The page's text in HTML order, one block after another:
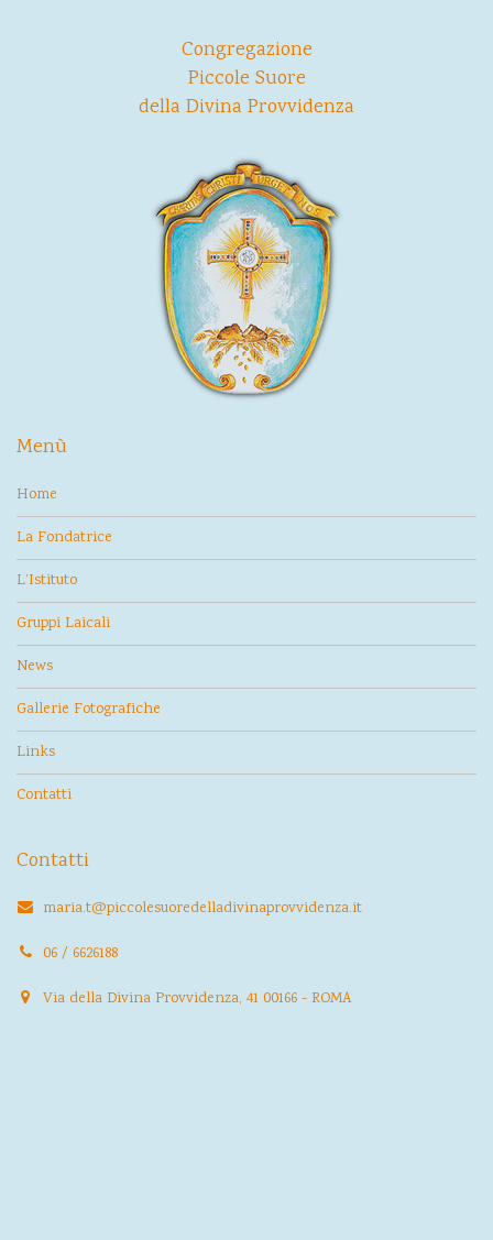
Congregazione
Piccole Suore
della Divina Provvidenza
Menù
Home
La Fondatrice
L’Istituto
Gruppi Laicali
News
Gallerie Fotografiche
Links
Contatti
Contatti
maria.t@piccolesuoredelladivinaprovvidenza.it
06 / 6626188
Via della Divina Provvidenza, 41 00166 - ROMA